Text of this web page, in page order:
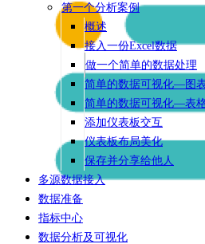
第一个分析案例
概述
接入一份Excel数据
做一个简单的数据处理
简单的数据可视化—图表
简单的数据可视化—表格
添加仪表板交互
仪表板布局美化
保存并分享给他人
多源数据接入
数据准备
指标中心
数据分析及可视化